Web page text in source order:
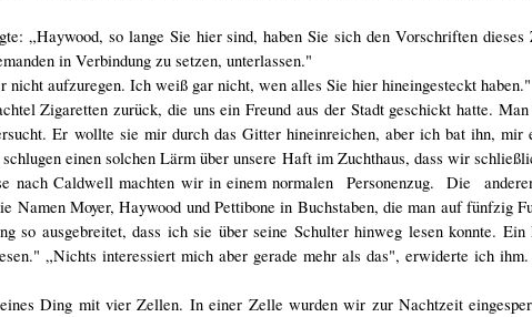
„Haywood, so lange Sie hier sind, haben Sie sich den Vorschriften dieses
in Verbindung zu setzen, unterlassen."
nicht aufzuregen. Ich weiß gar nicht, wen alles Sie hier hineingesteckt haben."
Zigaretten zurück, die uns ein Freund aus der Stadt geschickt hatte.
Er wollte sie mir durch das Gitter hineinreichen, aber ich bat ihn, mir
einen solchen Lärm über unsere Haft im Zuchthaus, dass wir
nach Caldwell machten wir in einem normalen Personenzug. Die
Namen Moyer, Haywood und Pettibone in Buchstaben, die man auf fünfzig
so ausgebreitet, dass ich sie über seine Schulter hinweg lesen konnte.
„Nichts interessiert mich aber gerade mehr als das", erwiderte ich
Ding mit vier Zellen. In einer Zelle wurden wir zur Nachtzeit